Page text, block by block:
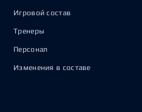
Игровой состав
Тренеры
Персонал
Изменения в составе